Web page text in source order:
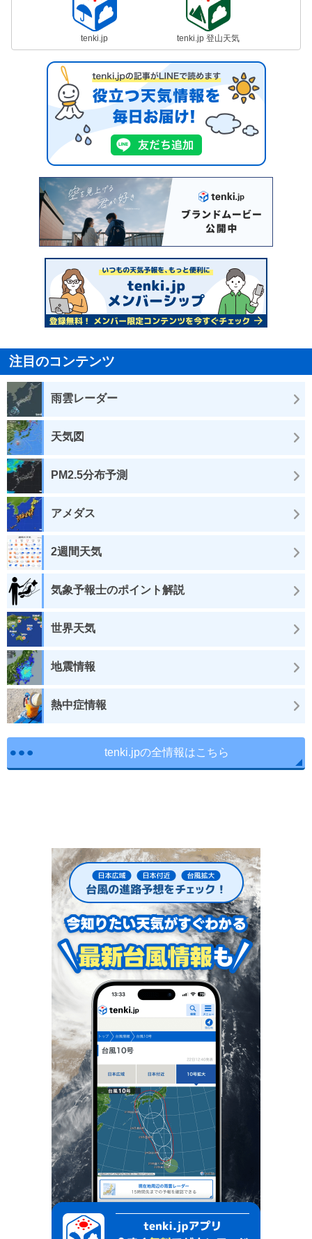
tenki.jp tenki.jp 登山天気
注目のコンテンツ
雨雲レーダー
天気図
PM2.5分布予測
アメダス
2週間天気
気象予報士のポイント解説
世界天気
地震情報
熱中症情報
tenki.jpの全情報はこちら